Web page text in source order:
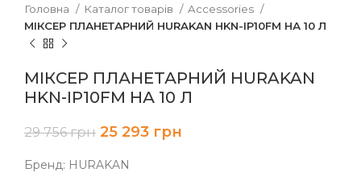
Головна Каталог товарів
Accessories
МІКСЕР ПЛАНЕТАРНИЙ HURAKAN HKN-IP10FM НА 10 Л
МІКСЕР ПЛАНЕТАРНИЙ HURAKAN
HKN-IP10FM НА 10 Л
29 756грн 25 293 грн
Бренд: HURAKAN